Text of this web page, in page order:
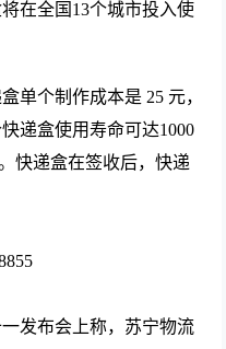
在全国13个城市投入使
单个制作成本是 25 元，
递盒使用寿命可达1000
快递盒在签收后，快递
发布会上称，苏宁物流